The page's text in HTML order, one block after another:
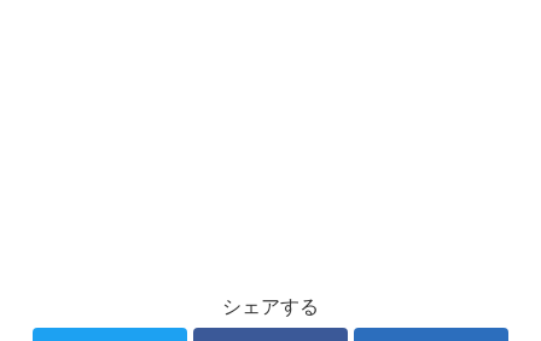
シェアする